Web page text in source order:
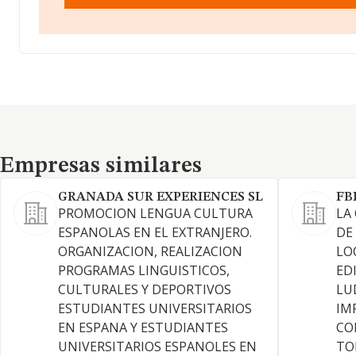
Empresas similares
Empresas similares
GRANADA SUR EXPERIENCES SL
PROMOCION LENGUA CULTURA
ESPANOLAS EN EL EXTRANJERO.
ORGANIZACION, REALIZACION
PROGRAMAS LINGUISTICOS,
CULTURALES Y DEPORTIVOS
ESTUDIANTES UNIVERSITARIOS
EN ESPANA Y ESTUDIANTES
UNIVERSITARIOS ESPANOLES EN
LA